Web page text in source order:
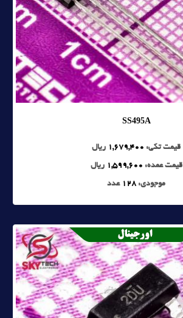
SS495A
قیمت تکی: 1,679,400 ریال
قیمت عمده: 1,599,600 ریال
موجودی: 128 عدد